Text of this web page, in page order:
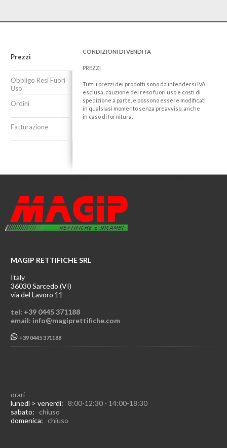
Prezzi
Obbligo Resi Fuori
Uso
Ordini
Fatturazione
CONDIZIONI DI VENDITA
PREZZI
Tutti i prezzi dei prodotti sono da intendersi IVA
esclusa, cauzione del reso fuori uso e costi di
spedizione a parte, e possono essere modificati
in qualsiasi momento senza preavviso, anche
in caso di fornitura.
MAGIP RETTIFICHE SRL
Italy
36030 Sarcedo (VI)
via del Lavoro 11
tel: +39 0445 371188
email: info@magiprettifiche.com
+39 0445 371188
orari
lunedì > venerdì: 8:00-12:30 - 14:00-18:30
sabato: chiuso
domenica: chiuso